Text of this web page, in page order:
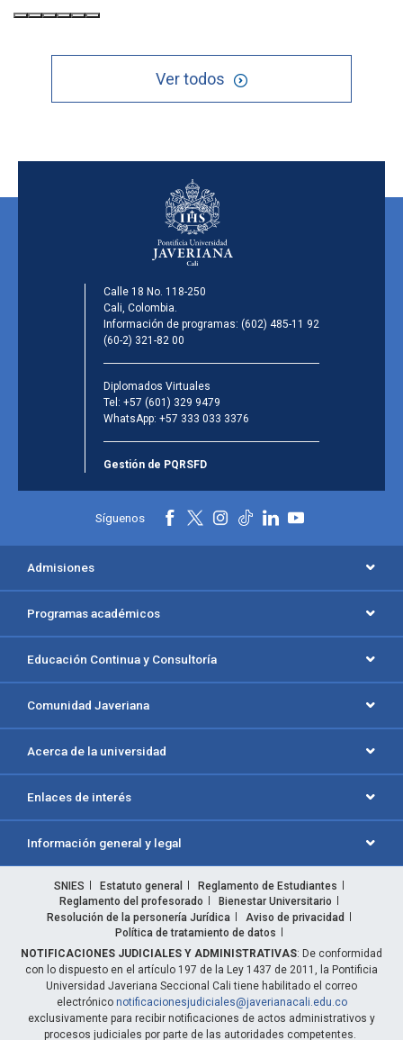
Ver todos
Calle 18 No. 118-250
Cali, Colombia.
Información de programas: (602) 485-11 92
(60-2) 321-82 00
Diplomados Virtuales
Tel: +57 (601) 329 9479
WhatsApp: +57 333 033 3376
Gestión de PQRSFD
Síguenos
Admisiones
Programas académicos
Educación Continua y Consultoría
Comunidad Javeriana
Acerca de la universidad
Enlaces de interés
Información general y legal
SNIES Estatuto general
Reglamento de Estudiantes
Reglamento del profesorado
Bienestar Universitario
Resolución de la personería Jurídica
Aviso de privacidad
Política de tratamiento de datos
NOTIFICACIONES JUDICIALES Y ADMINISTRATIVAS: De conformidad
con lo dispuesto en el artículo 197 de la Ley 1437 de 2011, la Pontificia
Universidad Javeriana Seccional Cali tiene habilitado el correo
electrónico notificacionesjudiciales@javerianacali.edu.co
exclusivamente para recibir notificaciones de actos administrativos y
procesos judiciales por parte de las autoridades competentes.